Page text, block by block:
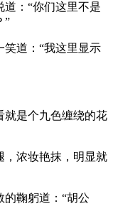
：“你们这里不是
”
道：“我这里显示
就是个九色缠绕的花
，浓妆艳抹，明显就
的鞠躬道：“胡公